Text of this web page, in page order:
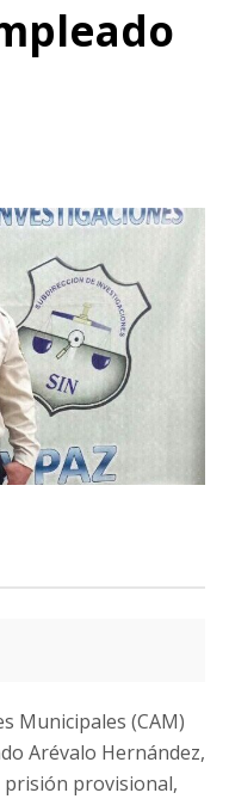
Municipales (CAM)
Arévalo Hernández,
prisión provisional,